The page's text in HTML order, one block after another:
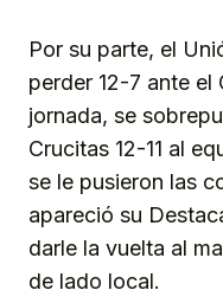
Por su parte, el
perder 12-7 ante el
jornada, se
Crucitas 12-11 al
se le pusieron las
apareció su
darle la vuelta al
de lado local.